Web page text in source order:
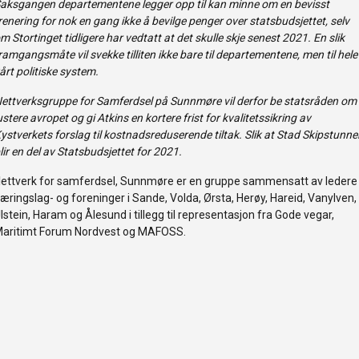
departementene legger opp til kan minne om en bevisst
for nok en gang ikke å bevilge penger over statsbudsjettet, selv
Stortinget tidligere har vedtatt at det skulle skje senest 2021. En slik
vil svekke tilliten ikke bare til departementene, men til hele
politiske system.
for Samferdsel på Sunnmøre vil derfor be statsråden om
avropet og gi Atkins en kortere frist for kvalitetssikring av
forslag til kostnadsreduserende tiltak. Slik at Stad Skipstunnel
en del av Statsbudsjettet for 2021.
for samferdsel, Sunnmøre er en gruppe sammensatt av ledere
og foreninger i Sande, Volda, Ørsta, Herøy, Hareid, Vanylven,
Haram og Ålesund i tillegg til representasjon fra Gode vegar,
Forum Nordvest og MAFOSS.